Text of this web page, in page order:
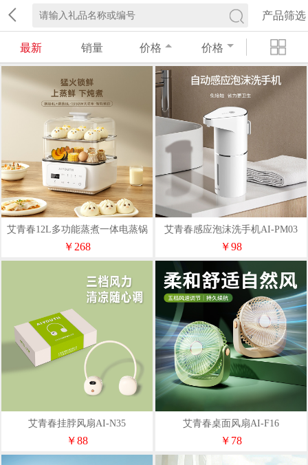
产品筛选
最新 销量 价格 价格
艾青春12L多功能蒸煮一体电蒸锅
AI-Z53
￥268
艾青春感应泡沫洗手机AI-PM03
￥98
艾青春挂脖风扇AI-N35
￥88
艾青春桌面风扇AI-F16
￥78